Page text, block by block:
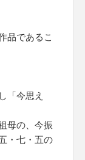
品であるこ
「今思え
母の、今振
・七・五の